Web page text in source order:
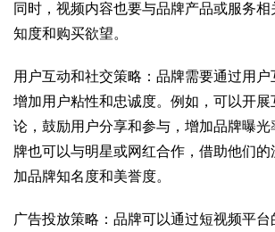
同时，视频内容也要与品牌产品或服务相
知度和购买欲望。
用户互动和社交策略：品牌需要通过用
增加用户粘性和忠诚度。例如，可以开
论，鼓励用户分享和参与，增加品牌曝光
牌也可以与明星或网红合作，借助他们
加品牌知名度和美誉度。
广告投放策略：品牌可以通过短视频平